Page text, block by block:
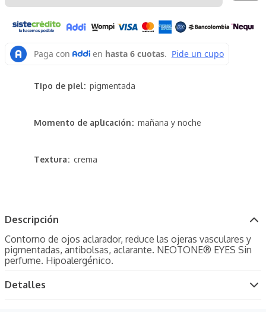
Tipo de piel pigmentada
Textura crema
Momento de aplicación mañana y noche
Descripción
Contorno de ojos aclarador, reduce las ojeras vasculares y
pigmentadas, antibolsas, aclarante. NEOTONE® EYES Sin
perfume. Hipoalergénico.
Detalles